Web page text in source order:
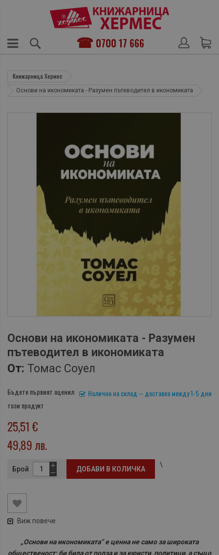
0700 17 666
Книжарница Хермес
Основи на икономиката - Разумен пътеводител в икономиката
Основи на икономиката - Разумен
пътеводител в икономиката
От: Томас Соуел
Налично на склад – доставка между 1-5 дни
Бъдете първият оценил
този продукт
25,51 €
49,89 лв.
Брой ДОБАВИ В КОЛИЧКА
\
Виж повече
„Основи на икономиката“ е ценна не само за широката
общественост; би била от полза и за юристи, политици, а също